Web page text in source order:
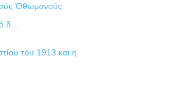
Ὀθωμανούς
δ...
του 1913 και η